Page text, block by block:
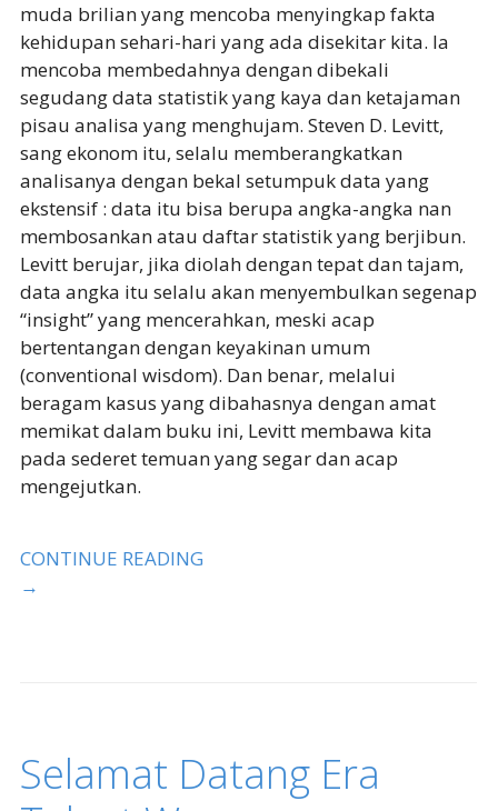
muda brilian yang mencoba menyingkap fakta
kehidupan sehari-hari yang ada disekitar kita. Ia
mencoba membedahnya dengan dibekali
segudang data statistik yang kaya dan ketajaman
pisau analisa yang menghujam. Steven D. Levitt,
sang ekonom itu, selalu memberangkatkan
analisanya dengan bekal setumpuk data yang
ekstensif : data itu bisa berupa angka-angka nan
membosankan atau daftar statistik yang berjibun.
Levitt berujar, jika diolah dengan tepat dan tajam,
data angka itu selalu akan menyembulkan segenap
“insight” yang mencerahkan, meski acap
bertentangan dengan keyakinan umum
(conventional wisdom). Dan benar, melalui
beragam kasus yang dibahasnya dengan amat
memikat dalam buku ini, Levitt membawa kita
pada sederet temuan yang segar dan acap
mengejutkan.
CONTINUE READING
→
Selamat Datang Era